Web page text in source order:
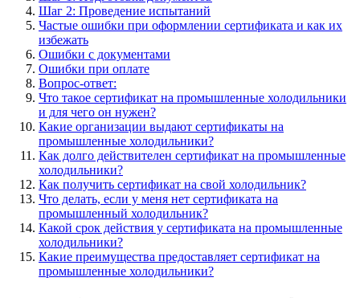
Шаг 2: Проведение испытаний
Частые ошибки при оформлении сертификата и как их
избежать
Ошибки с документами
Ошибки при оплате
Вопрос-ответ:
Что такое сертификат на промышленные холодильники
и для чего он нужен?
Какие организации выдают сертификаты на
промышленные холодильники?
Как долго действителен сертификат на промышленные
холодильники?
Как получить сертификат на свой холодильник?
Что делать, если у меня нет сертификата на
промышленный холодильник?
Какой срок действия у сертификата на промышленные
холодильники?
Какие преимущества предоставляет сертификат на
промышленные холодильники?